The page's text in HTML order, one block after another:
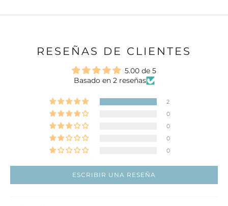
RESEÑAS DE CLIENTES
5.00 de 5
Basado en 2 reseñas
2
0
0
0
0
ESCRIBIR UNA RESEÑA